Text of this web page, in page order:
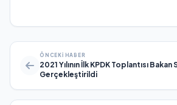
ÖNCEKI HABER
2021 Yılının İlk KPDK Toplantısı
Gerçekleştirildi